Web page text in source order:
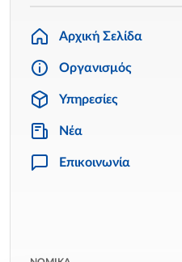
Αρχική Σελίδα
Οργανισμός
Υπηρεσίες
Νέα
Επικοινωνία